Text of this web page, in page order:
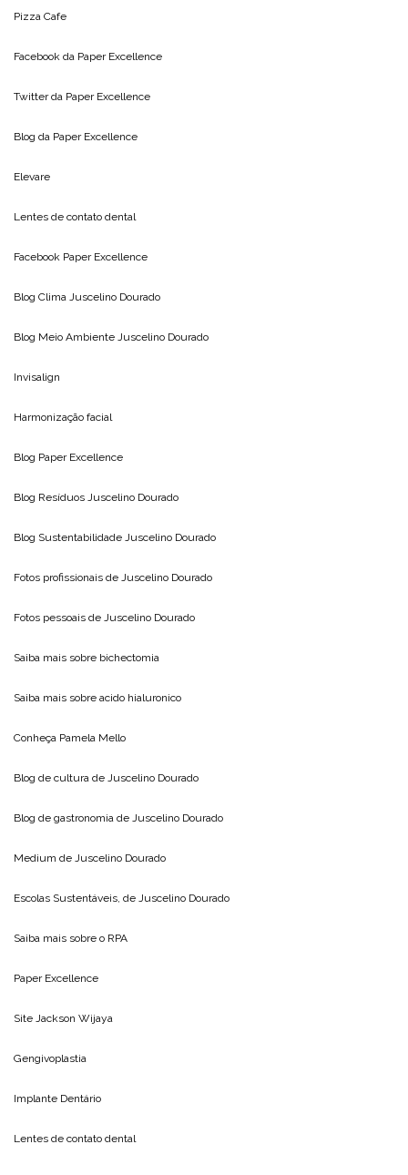
Pizza Cafe
Facebook da Paper Excellence
Twitter da Paper Excellence
Blog da Paper Excellence
Elevare
Lentes de contato dental
Facebook Paper Excellence
Blog Clima Juscelino Dourado
Blog Meio Ambiente Juscelino Dourado
Invisalign
Harmonização facial
Blog Paper Excellence
Blog Resíduos Juscelino Dourado
Blog Sustentabilidade Juscelino Dourado
Fotos profissionais de Juscelino Dourado
Fotos pessoais de Juscelino Dourado
Saiba mais sobre bichectomia
Saiba mais sobre acido hialuronico
Conheça Pamela Mello
Blog de cultura de Juscelino Dourado
Blog de gastronomia de Juscelino Dourado
Medium de Juscelino Dourado
Escolas Sustentáveis, de Juscelino Dourado
Saiba mais sobre o RPA
Paper Excellence
Site Jackson Wijaya
Gengivoplastia
Implante Dentário
Lentes de contato dental